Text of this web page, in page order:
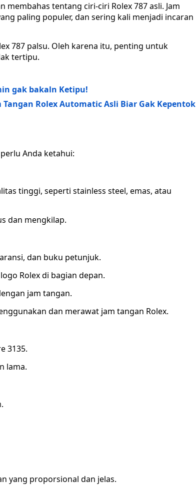
membahas tentang ciri-ciri Rolex 787 asli. Jam
paling populer, dan sering kali menjadi incaran
787 palsu. Oleh karena itu, penting untuk
tertipu.
gak bakaln Ketipu!
Tangan Rolex Automatic Asli Biar Gak Kepentok
Anda ketahui:
tinggi, seperti stainless steel, emas, atau
dan mengkilap.
dan buku petunjuk.
Rolex di bagian depan.
jam tangan.
dan merawat jam tangan Rolex.
3135.
lama.
yang proporsional dan jelas.